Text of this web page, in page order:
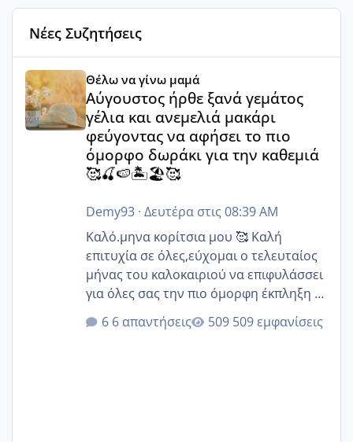
Νέες Συζητήσεις
Αύγουστος ήρθε ξανά γεμάτος γέλια και ανεμελιά
Θέλω να γίνω μαμά
Αύγουστος ήρθε ξανά γεμάτος
γέλια και ανεμελιά μακάρι
φεύγοντας να αφήσει το πιο
όμορφο δωράκι για την καθεμιά
🥰🍒🍉🏝️🏖️🥰
Demy93· Δευτέρα στις 08:39 AM
Καλό.μηνα κορίτσια μου 🥰 Καλή
επιτυχία σε όλες,εύχομαι ο τελευταίος
μήνας του καλοκαιριού να επιφυλάσσει
για όλες σας την πιο όμορφη έκπληξη 🧿
@Elk @Melikara86 @Παρασκευαιδου
@Zenia z @melitiniღ @Christi.D.
6 απαντήσεις 509 εμφανίσεις